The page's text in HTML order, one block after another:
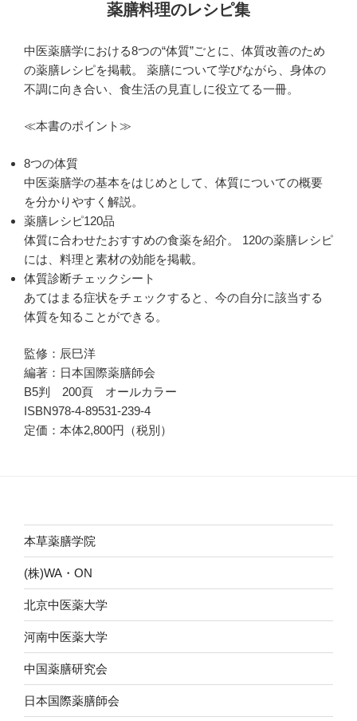
薬膳料理のレシピ集
中医薬膳学における8つの“体質”ごとに、体質改善のため
の薬膳レシピを掲載。 薬膳について学びながら、身体の
不調に向き合い、食生活の見直しに役立てる一冊。
≪本書のポイント≫
8つの体質
中医薬膳学の基本をはじめとして、体質についての概要
を分かりやすく解説。
薬膳レシピ120品
体質に合わせたおすすめの食薬を紹介。 120の薬膳レシピ
には、料理と素材の効能を掲載。
体質診断チェックシート
あてはまる症状をチェックすると、今の自分に該当する
体質を知ることができる。
監修：辰巳洋
編著：日本国際薬膳師会
B5判 200頁 オールカラー
ISBN978-4-89531-239-4
定価：本体2,800円（税別）
本草薬膳学院
(株)WA・ON
北京中医薬大学
河南中医薬大学
中国薬膳研究会
日本国際薬膳師会